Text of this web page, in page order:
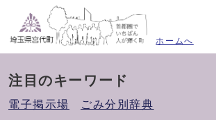
ホームへ
注目のキーワード
電子掲示場
ごみ分別辞典